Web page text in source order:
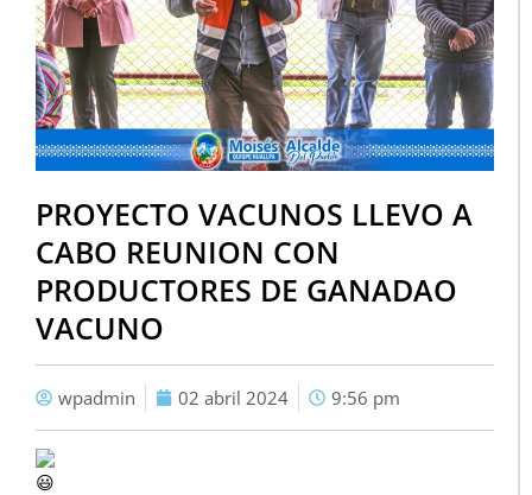
PROYECTO VACUNOS LLEVO A
CABO REUNION CON
PRODUCTORES DE GANADAO
VACUNO
wpadmin 02 abril 2024 9:56 pm